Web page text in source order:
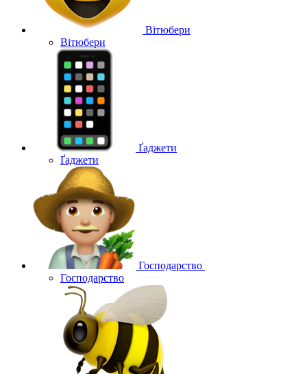
Вітюбери
Вітюбери
Ґаджети
Ґаджети
Господарство
Господарство